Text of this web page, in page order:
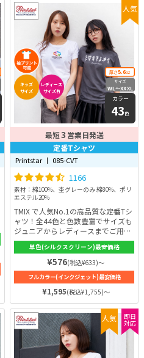
人気
キッズ
サイズ
レディース
サイズ有
厚さ5.6oz
サイズ
WL〜XXXL
カラー
43色
最短3 営業日発送
定番Tシャツ
Printstar 丨 085-CVT
1166
素材：綿100%、杢グレーのみ 綿80%、ポリ
エステル20%
TMIX で人気No.1の高品質な定番Tシ
ャツ！全44色と色数豊富でサイズも
ジュニアからレディースまでご用意
♪ 毎日着る定番のTシャツだからこ
そ、耐久性からシルエット、着心
地、そしてプリントの質まで徹底的
にこだわりぬきました。生地の厚み
は5.6ozと透けにくくボリュームた
っぷり。大切に使っていただけれ
ば、何年着てもヘタりにくい強さを
持っています。
単色(シルクスクリーン)最安価格
¥576(税込¥633)～
フルカラー(インクジェット)最安価格
¥1,595(税込¥1,755)～
人気 即日
対応